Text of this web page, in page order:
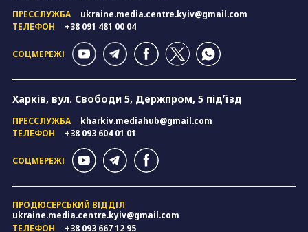
ПРЕССЛУЖБА
ukraine.media.centre.kyiv@gmail.com
ТЕЛЕФОН
+38 091 481 00 04
СОЦМЕРЕЖІ
Харків, вул. Свободи 5, Держпром, 5 підʼїзд
ПРЕССЛУЖБА
kharkiv.mediahub@gmail.com
ТЕЛЕФОН
+38 093 604 01 01
СОЦМЕРЕЖІ
ПРОДЮСЕРСЬКИЙ ВІДДІЛ
ukraine.media.centre.kyiv@gmail.com
ТЕЛЕФОН
+38 093 667 12 95